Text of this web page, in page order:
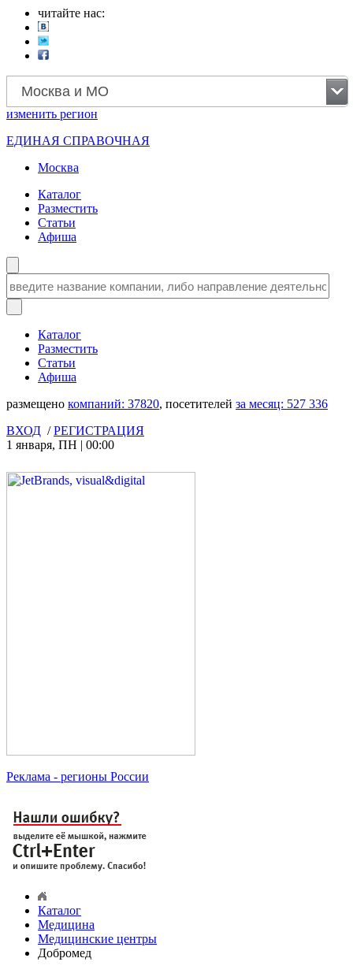
читайте нас:
Москва и МО
изменить регион
ЕДИНАЯ СПРАВОЧНАЯ
Москва
Каталог
Разместить
Статьи
Афиша
Каталог
Разместить
Статьи
Афиша
размещено компаний: 37820, посетителей за месяц: 527 336
ВХОД /РЕГИСТРАЦИЯ
1 января, ПН | 00:00
Реклама - регионы России
Каталог
Медицина
Медицинские центры
Добромед